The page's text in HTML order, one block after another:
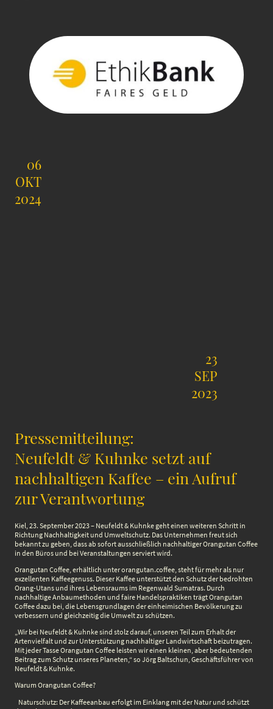
06
OKT
2024
23
SEP
2023
Pressemitteilung:
Neufeldt & Kuhnke setzt auf
nachhaltigen Kaffee – ein Aufruf
zur Verantwortung
Kiel, 23. September 2023 – Neufeldt & Kuhnke geht einen weiteren Schritt in
Richtung Nachhaltigkeit und Umweltschutz. Das Unternehmen freut sich
bekannt zu geben, dass ab sofort ausschließlich nachhaltiger Orangutan Coffee
in den Büros und bei Veranstaltungen serviert wird.
Orangutan Coffee, erhältlich unter orangutan.coffee, steht für mehr als nur
exzellenten Kaffeegenuss. Dieser Kaffee unterstützt den Schutz der bedrohten
Orang-Utans und ihres Lebensraums im Regenwald Sumatras. Durch
nachhaltige Anbaumethoden und faire Handelspraktiken trägt Orangutan
Coffee dazu bei, die Lebensgrundlagen der einheimischen Bevölkerung zu
verbessern und gleichzeitig die Umwelt zu schützen.
„Wir bei Neufeldt & Kuhnke sind stolz darauf, unseren Teil zum Erhalt der
Artenvielfalt und zur Unterstützung nachhaltiger Landwirtschaft beizutragen.
Mit jeder Tasse Orangutan Coffee leisten wir einen kleinen, aber bedeutenden
Beitrag zum Schutz unseres Planeten,“ so Jörg Baltschun, Geschäftsführer von
Neufeldt & Kuhnke.
Warum Orangutan Coffee?
Naturschutz: Der Kaffeeanbau erfolgt im Einklang mit der Natur und schützt